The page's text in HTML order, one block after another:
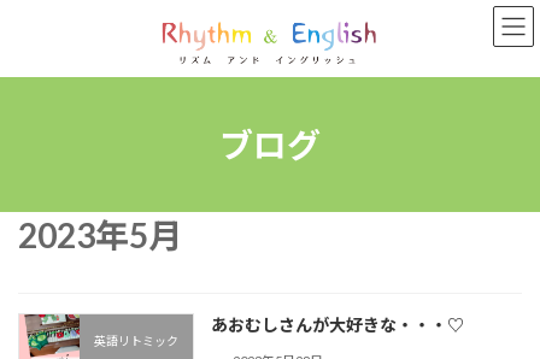
ン
ー
ブログ
2023年5月
英語リトミック
あおむしさんが大好きな・・・♡